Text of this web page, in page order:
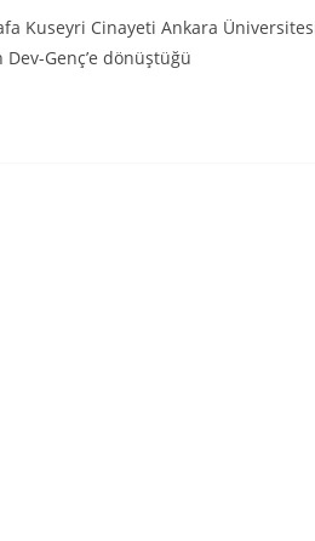
Kuseyri Cinayeti Ankara
Dev-Genç’e dönüştüğü